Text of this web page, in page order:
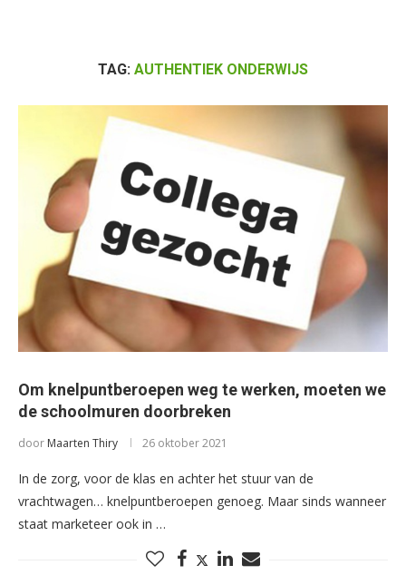
TAG: AUTHENTIEK ONDERWIJS
Om knelpuntberoepen weg te werken, moeten we
de schoolmuren doorbreken
door Maarten Thiry 26 oktober 2021
In de zorg, voor de klas en achter het stuur van de
vrachtwagen… knelpuntberoepen genoeg. Maar sinds wanneer
staat marketeer ook in …